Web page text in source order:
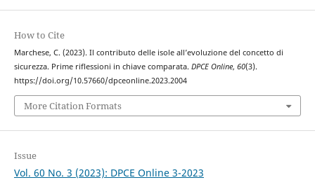
How to Cite
Marchese, C. (2023). Il contributo delle isole all’evoluzione del concetto di
sicurezza. Prime riflessioni in chiave comparata. DPCE Online, 60(3).
https://doi.org/10.57660/dpceonline.2023.2004
More Citation Formats
Issue
Vol. 60 No. 3 (2023): DPCE Online 3-2023